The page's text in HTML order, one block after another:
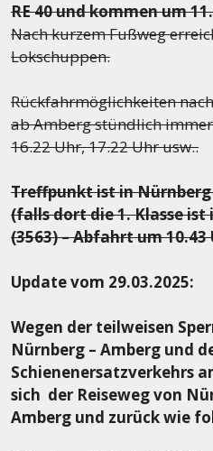
RE 40 und kommen um
Nach kurzem Fußweg
Lokschuppen.
Rückfahrmöglichkeiten
ab Amberg stündlich
16.22 Uhr, 17.22 Uhr usw..
Treffpunkt ist in
(falls dort die 1. Klasse ist
(3563) – Abfahrt um 10.43
Update vom 29.03.2025:
Wegen der teilweisen
Nürnberg – Amberg und
Schienenersatzverkehrs
sich der Reiseweg von
Amberg und zurück wie